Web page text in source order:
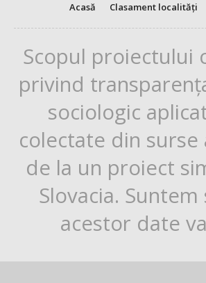
Acasă Clasament localități
Scopul proiectului
privind
sociologic
colectate din
de la un proiect
Slovacia.
acestor date